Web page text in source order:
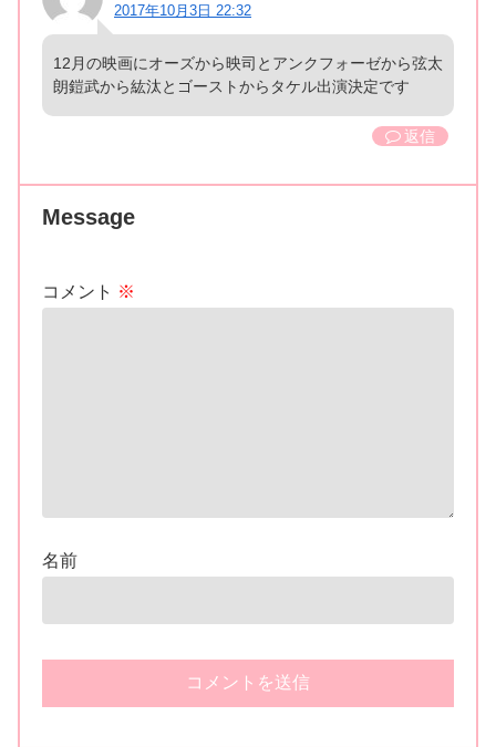
2017年10月3日 22:32
12月の映画にオーズから映司とアンクフォーゼから弦太
朗鎧武から紘汰とゴーストからタケル出演決定です
返信
Message
コメント ※
名前